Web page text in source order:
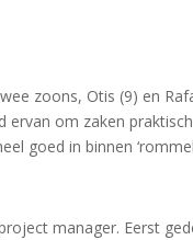
zoons, Otis (9) en
om zaken
goed in binnen
manager. Eerst